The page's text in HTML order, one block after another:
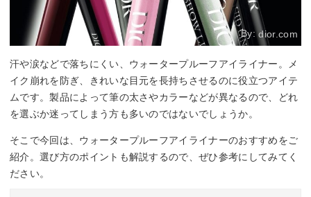
By:dior.com
汗や涙などで落ちにくい、ウォータープルーフアイライナー。メ
イク崩れを防ぎ、きれいな目元を長持ちさせるのに役立つアイテ
ムです。製品によって筆の太さやカラーなどが異なるので、どれ
を選ぶか迷ってしまう方も多いのではないでしょうか。
そこで今回は、ウォータープルーフアイライナーのおすすめをご
紹介。選び方のポイントも解説するので、ぜひ参考にしてみてく
ださい。